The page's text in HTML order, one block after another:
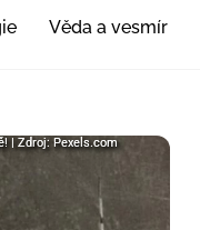
Věda a vesmír
| Zdroj: Pexels.com
| Zdroj: Pexels.com